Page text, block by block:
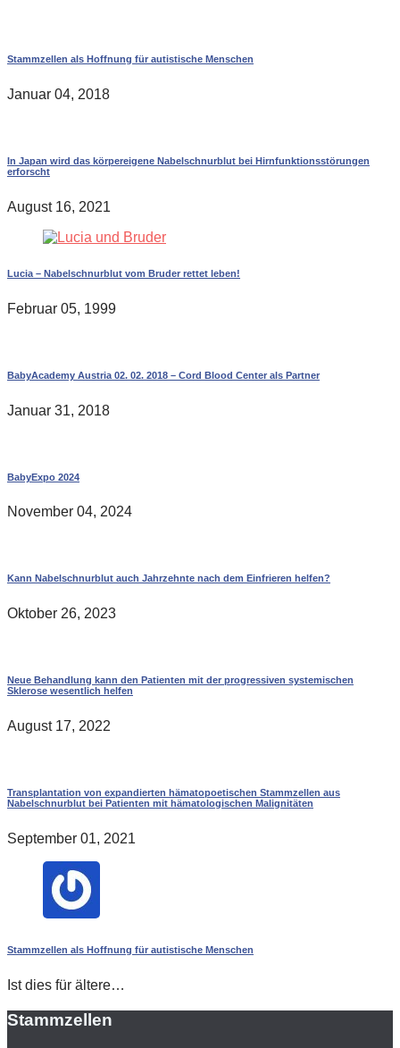
Stammzellen als Hoffnung für autistische Menschen
Januar 04, 2018
In Japan wird das körpereigene Nabelschnurblut bei Hirnfunktionsstörungen
erforscht
August 16, 2021
Lucia – Nabelschnurblut vom Bruder rettet leben!
Februar 05, 1999
BabyAcademy Austria 02. 02. 2018 – Cord Blood Center als Partner
Januar 31, 2018
BabyExpo 2024
November 04, 2024
Kann Nabelschnurblut auch Jahrzehnte nach dem Einfrieren helfen?
Oktober 26, 2023
Neue Behandlung kann den Patienten mit der progressiven systemischen
Sklerose wesentlich helfen
August 17, 2022
Transplantation von expandierten hämatopoetischen Stammzellen aus
Nabelschnurblut bei Patienten mit hämatologischen Malignitäten
September 01, 2021
Stammzellen als Hoffnung für autistische Menschen
Ist dies für ältere…
Stammzellen